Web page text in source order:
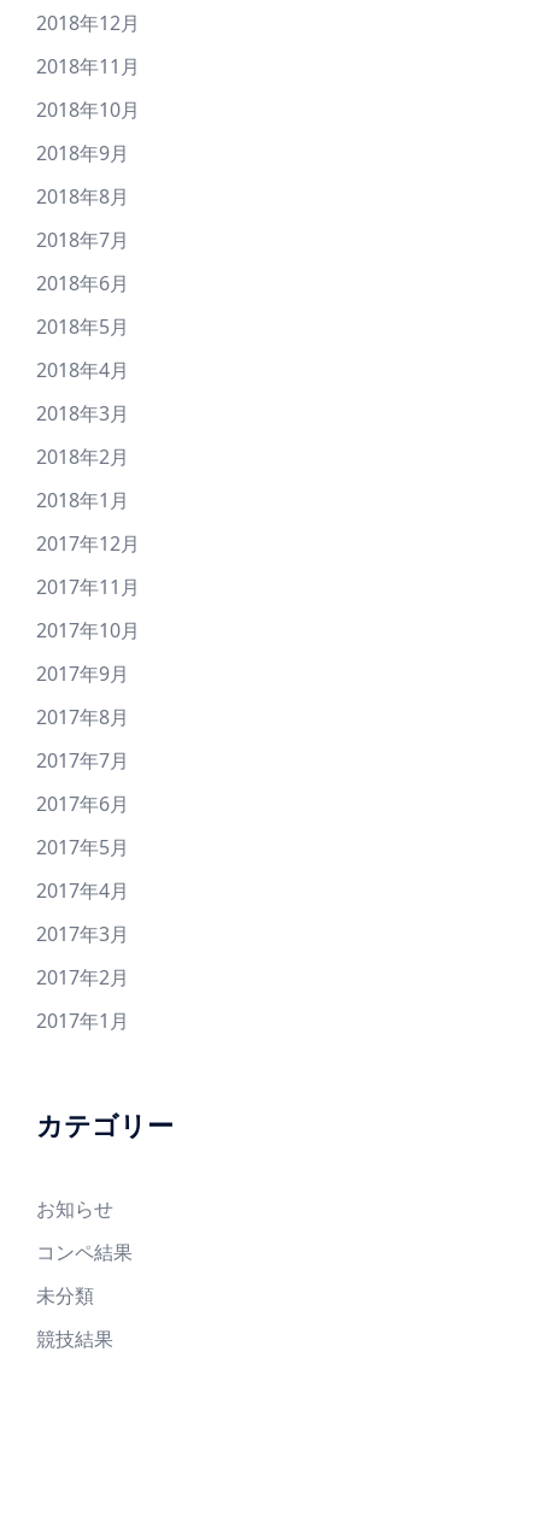
2018年12月
2018年11月
2018年10月
2018年9月
2018年8月
2018年7月
2018年6月
2018年5月
2018年4月
2018年3月
2018年2月
2018年1月
2017年12月
2017年11月
2017年10月
2017年9月
2017年8月
2017年7月
2017年6月
2017年5月
2017年4月
2017年3月
2017年2月
2017年1月
カテゴリー
お知らせ
コンペ結果
未分類
競技結果